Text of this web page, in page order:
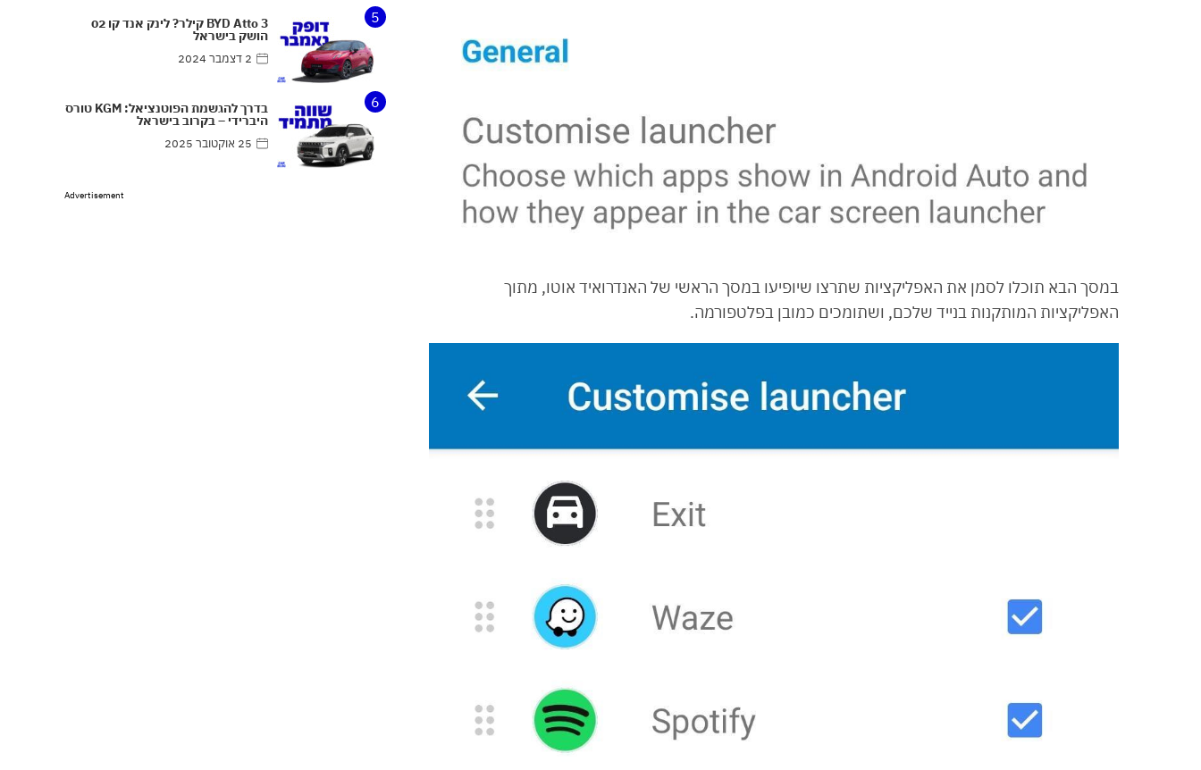
במסך הבא תוכלו לסמן את האפליקציות שתרצו שיופיעו במסך הראשי של האנדרואיד אוטו, מתוך
האפליקציות המותקנות בנייד שלכם, ושתומכים כמובן בפלטפורמה.
5 BYD Atto 3 קילר? לינק אנד קו 02
הושק בישראל
2 דצמבר 2024
6 בדרך להגשמת הפוטנציאל: KGM טורס
היברידי – בקרוב בישראל
25 אוקטובר 2025
Advertisement